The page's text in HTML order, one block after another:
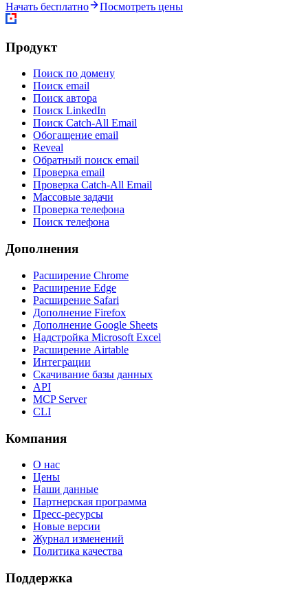
Начать бесплатно
Посмотреть цены
Продукт
Поиск по домену
Поиск email
Поиск автора
Поиск LinkedIn
Поиск Catch-All Email
Обогащение email
Reveal
Обратный поиск email
Проверка email
Проверка Catch-All Email
Массовые задачи
Проверка телефона
Поиск телефона
Дополнения
Расширение Chrome
Расширение Edge
Расширение Safari
Дополнение Firefox
Дополнение Google Sheets
Надстройка Microsoft Excel
Расширение Airtable
Интеграции
Скачивание базы данных
API
MCP Server
CLI
Компания
О нас
Цены
Наши данные
Партнерская программа
Пресс-ресурсы
Новые версии
Журнал изменений
Политика качества
Поддержка